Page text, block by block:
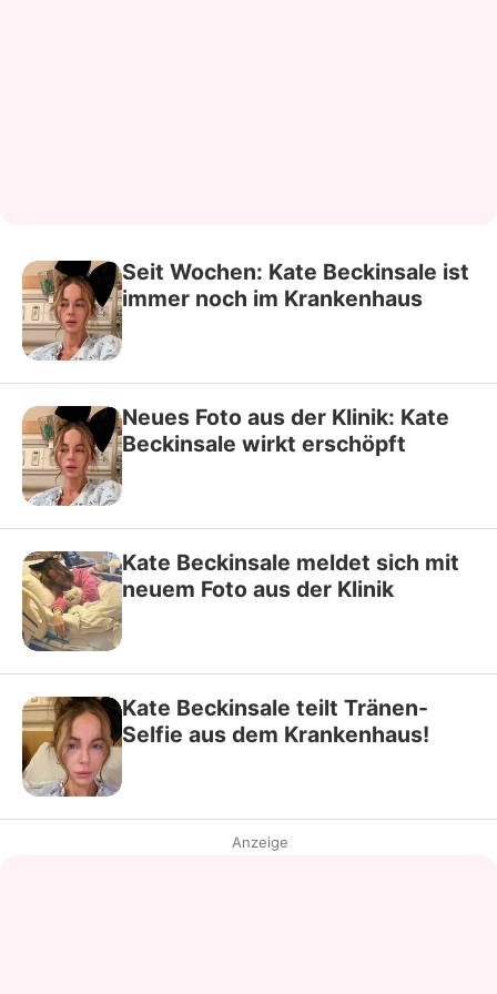
Seit Wochen: Kate Beckinsale ist
immer noch im Krankenhaus
Neues Foto aus der Klinik: Kate
Beckinsale wirkt erschöpft
Kate Beckinsale meldet sich mit
neuem Foto aus der Klinik
Kate Beckinsale teilt Tränen-
Selfie aus dem Krankenhaus!
Anzeige